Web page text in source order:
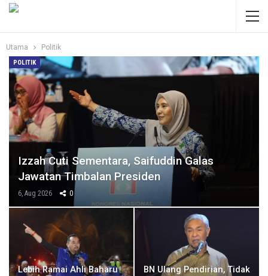
Utama Politik
POLITIK
Izzah Cuti Sementara, Saifuddin Galas
Jawatan Timbalan Presiden
6, Aug 2026 0
Lebih Ramai Ahli Baharu
BN Ulang Pendirian, Tidak